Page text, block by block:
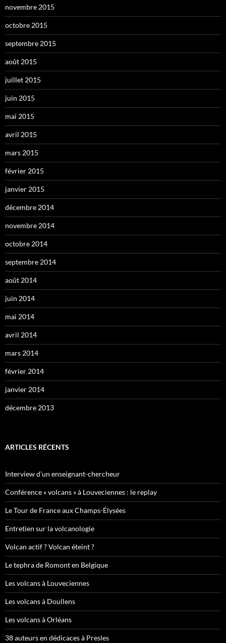
novembre 2015
octobre 2015
septembre 2015
août 2015
juillet 2015
juin 2015
mai 2015
avril 2015
mars 2015
février 2015
janvier 2015
décembre 2014
novembre 2014
octobre 2014
septembre 2014
août 2014
juin 2014
mai 2014
avril 2014
mars 2014
février 2014
janvier 2014
décembre 2013
ARTICLES RÉCENTS
Interview d’un enseignant-chercheur
Conférence « volcans » à Louveciennes : le replay
Le Tour de France aux Champs-Élysées
Entretien sur la volcanologie
Volcan actif ? Volcan éteint ?
Le tephra de Romont en Belgique
Les volcans à Louveciennes
Les volcans à Doullens
Les volcans à Orléans
38 auteurs en dédicaces à Presles